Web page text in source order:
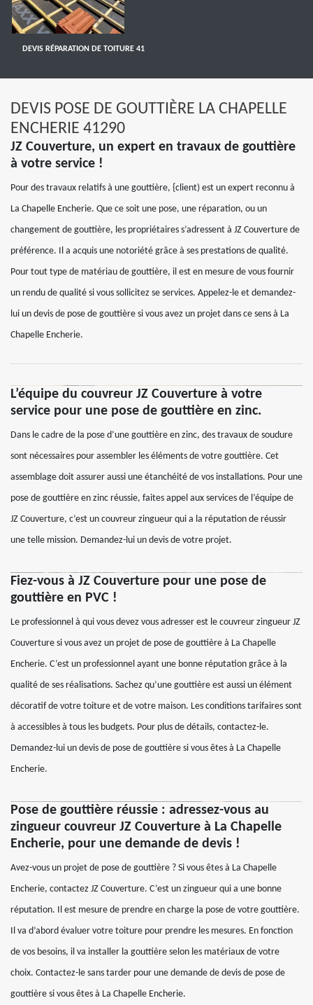
DEVIS RÉPARATION DE TOITURE 41
DEVIS POSE DE GOUTTIÈRE LA CHAPELLE
ENCHERIE 41290
JZ Couverture, un expert en travaux de gouttière
à votre service !
Pour des travaux relatifs à une gouttière, {client) est un expert reconnu à
La Chapelle Encherie. Que ce soit une pose, une réparation, ou un
changement de gouttière, les propriétaires s’adressent à JZ Couverture de
préférence. Il a acquis une notoriété grâce à ses prestations de qualité.
Pour tout type de matériau de gouttière, il est en mesure de vous fournir
un rendu de qualité si vous sollicitez se services. Appelez-le et demandez-
lui un devis de pose de gouttière si vous avez un projet dans ce sens à La
Chapelle Encherie.
L’équipe du couvreur JZ Couverture à votre
service pour une pose de gouttière en zinc.
Dans le cadre de la pose d’une gouttière en zinc, des travaux de soudure
sont nécessaires pour assembler les éléments de votre gouttière. Cet
assemblage doit assurer aussi une étanchéité de vos installations. Pour une
pose de gouttière en zinc réussie, faites appel aux services de l’équipe de
JZ Couverture, c’est un couvreur zingueur qui a la réputation de réussir
une telle mission. Demandez-lui un devis de votre projet.
Fiez-vous à JZ Couverture pour une pose de
gouttière en PVC !
Le professionnel à qui vous devez vous adresser est le couvreur zingueur JZ
Couverture si vous avez un projet de pose de gouttière à La Chapelle
Encherie. C’est un professionnel ayant une bonne réputation grâce à la
qualité de ses réalisations. Sachez qu’une gouttière est aussi un élément
décoratif de votre toiture et de votre maison. Les conditions tarifaires sont
à accessibles à tous les budgets. Pour plus de détails, contactez-le.
Demandez-lui un devis de pose de gouttière si vous êtes à La Chapelle
Encherie.
Pose de gouttière réussie : adressez-vous au
zingueur couvreur JZ Couverture à La Chapelle
Encherie, pour une demande de devis !
Avez-vous un projet de pose de gouttière ? Si vous êtes à La Chapelle
Encherie, contactez JZ Couverture. C’est un zingueur qui a une bonne
réputation. Il est mesure de prendre en charge la pose de votre gouttière.
Il va d’abord évaluer votre toiture pour prendre les mesures. En fonction
de vos besoins, il va installer la gouttière selon les matériaux de votre
choix. Contactez-le sans tarder pour une demande de devis de pose de
gouttière si vous êtes à La Chapelle Encherie.